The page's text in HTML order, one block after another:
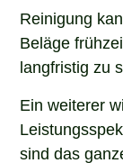
Reinigung
Beläge
langfristig zu
Ein weiterer
sind das